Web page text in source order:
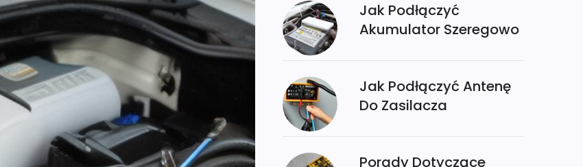
Jak Podłączyć
Akumulator Szeregowo
Jak Podłączyć Antenę
Do Zasilacza
Porady Dotyczące